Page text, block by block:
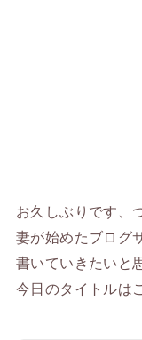
お久しぶりです、
妻が始めたブログ
書いていきたいと
今日のタイトルは